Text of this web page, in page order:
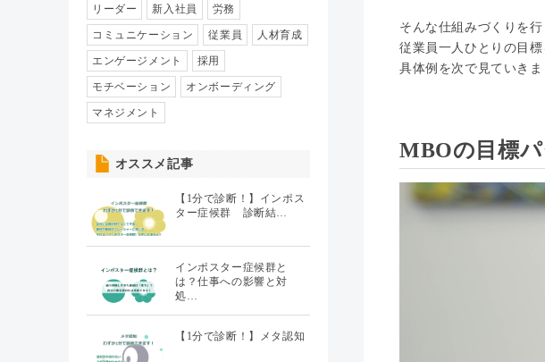
そんな仕組みづくりを
従業員一人ひとりの目
具体例を次で見ていきま
MBOの目標
給与制度・設計（8）
人事異動・配置（7）
リーダー 新入社員 労務
コミュニケーション 従業員 人材育成
エンゲージメント 採用
モチベーション オンボーディング
マネジメント
オススメ記事
【1分で診断！】インポス
ター症候群 診断結…
インポスター症候群と
は？仕事への影響と対
処…
【1分で診断！】メタ認知